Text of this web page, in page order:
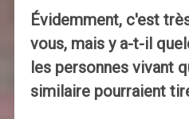
Évidemment, c'est
vous, mais y a-t-il
les personnes vivant
similaire pourraient